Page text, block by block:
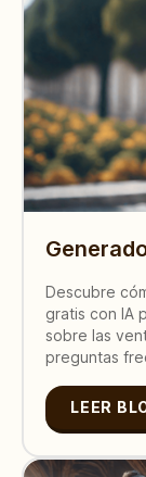
Descubre
gratis con IA
sobre las
preguntas
LEER